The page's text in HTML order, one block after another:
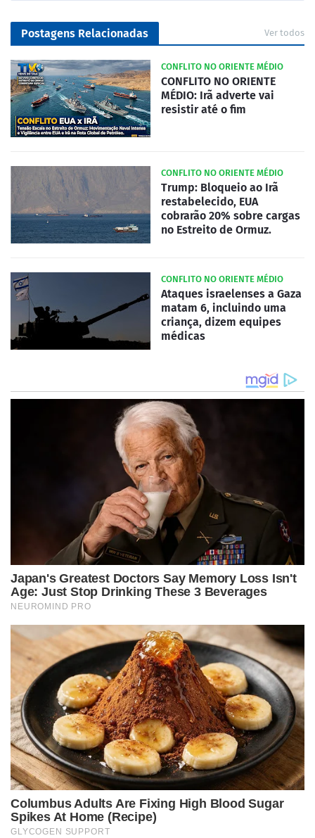
Postagens Relacionadas Ver todos
CONFLITO NO ORIENTE MÉDIO
CONFLITO NO ORIENTE
MÉDIO: Irã adverte vai
resistir até o fim
CONFLITO NO ORIENTE MÉDIO
Trump: Bloqueio ao Irã
restabelecido, EUA
cobrarão 20% sobre cargas
no Estreito de Ormuz.
CONFLITO NO ORIENTE MÉDIO
Ataques israelenses a Gaza
matam 6, incluindo uma
criança, dizem equipes
médicas